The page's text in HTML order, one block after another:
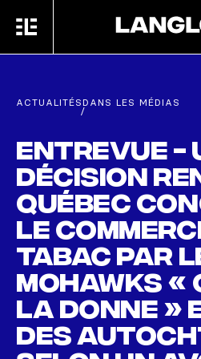
MENU
ACTUALITÉS
/
DANS LES MÉDIAS
Entrevue -
décision
Québec
le
tabac par
Mohawks «
la donne »
des